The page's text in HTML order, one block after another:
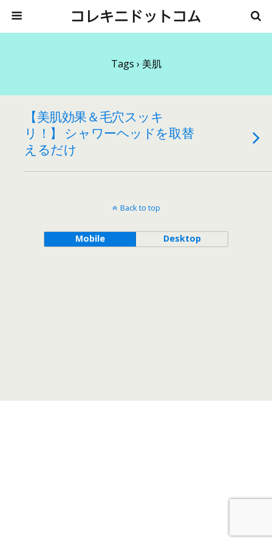
コレキニドットコム
Tags › 美肌
【美肌効果＆毛穴スッキ
リ！】 シャワーヘッドを取替
えるだけ
Back to top
Mobile Desktop